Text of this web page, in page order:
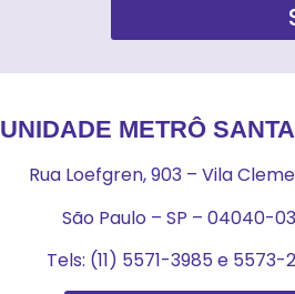
UNIDADE METRÔ
Rua Loefgren, 903 – Vila
São Paulo – SP – 04040-
Tels: (11) 5571-3985 e 5573-